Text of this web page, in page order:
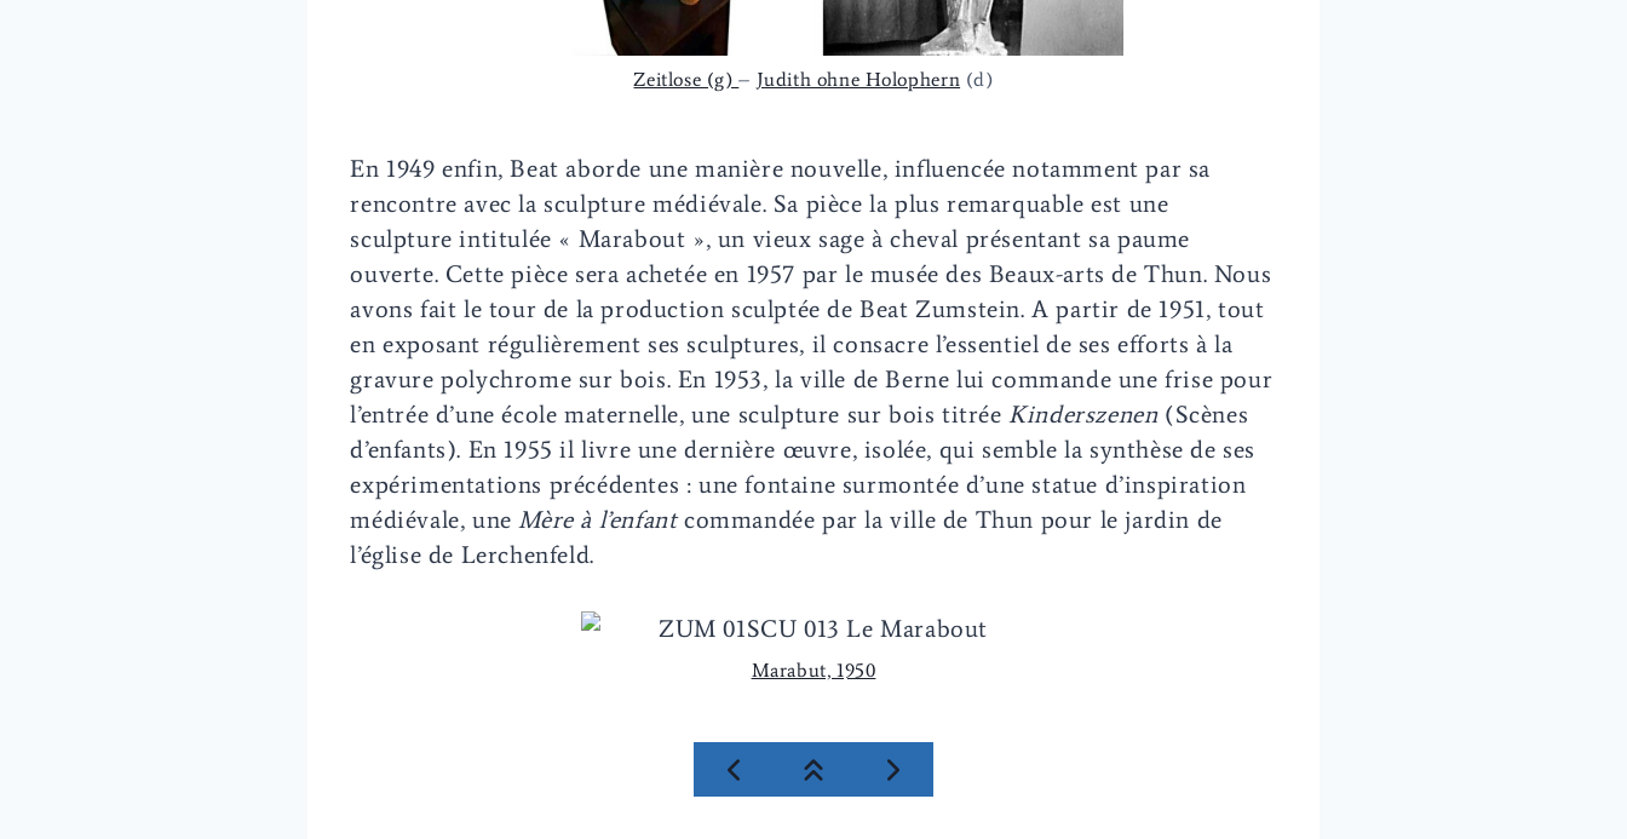
Zeitlose (g)– Judith ohne Holophern (d)
En 1949 enfin, Beat aborde une manière nouvelle, influencée notamment par sa
rencontre avec la sculpture médiévale. Sa pièce la plus remarquable est une
sculpture intitulée « Marabout », un vieux sage à cheval présentant sa paume
ouverte. Cette pièce sera achetée en 1957 par le musée des Beaux-arts de Thun. Nous
avons fait le tour de la production sculptée de Beat Zumstein. A partir de 1951, tout
en exposant régulièrement ses sculptures, il consacre l’essentiel de ses efforts à la
gravure polychrome sur bois. En 1953, la ville de Berne lui commande une frise pour
l’entrée d’une école maternelle, une sculpture sur bois titréeKinderszenen (Scènes
d’enfants). En 1955 il livre une dernière œuvre, isolée, qui semble la synthèse de ses
expérimentations précédentes : une fontaine surmontée d’une statue d’inspiration
médiévale, uneMère à l’enfantcommandée par la ville de Thun pour le jardin de
l’église de Lerchenfeld.
Marabut, 1950